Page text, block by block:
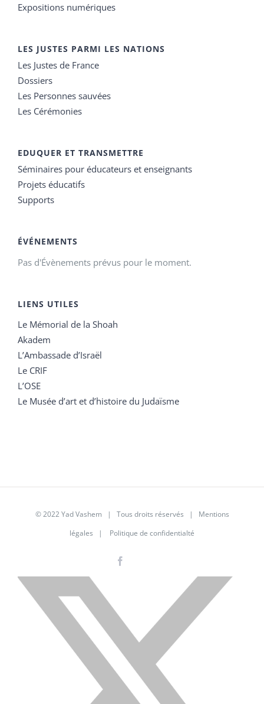
Expositions numériques
LES JUSTES PARMI LES NATIONS
Les Justes de France
Dossiers
Les Personnes sauvées
Les Cérémonies
EDUQUER ET TRANSMETTRE
Séminaires pour éducateurs et enseignants
Projets éducatifs
Supports
ÉVÉNEMENTS
Pas d'Évènements prévus pour le moment.
LIENS UTILES
Le Mémorial de la Shoah
Akadem
L’Ambassade d’Israël
Le CRIF
L’OSE
Le Musée d’art et d’histoire du Judaïsme
© 2022 Yad Vashem | Tous droits réservés | Mentions
légales | Politique de confidentialté